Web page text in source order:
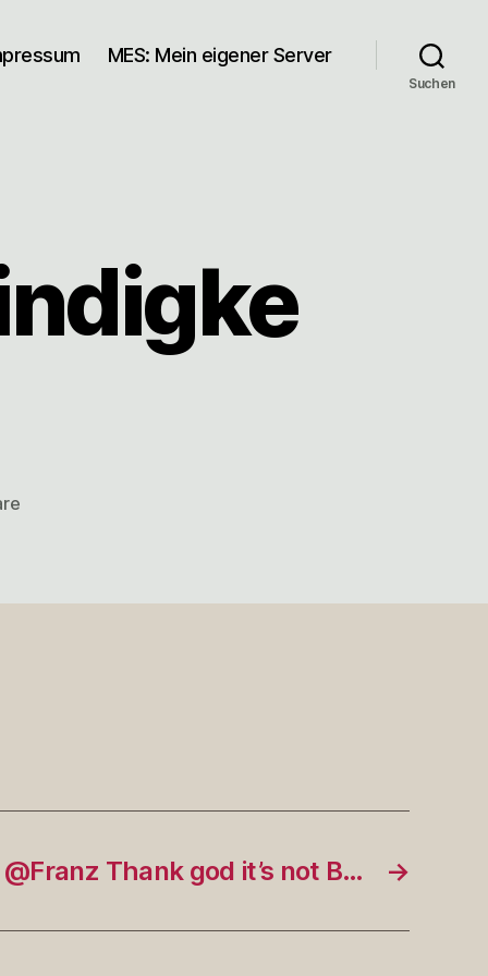
MES: Mein eigener Server
Suchen
zu
→
@Franz Thank god it’s not B…